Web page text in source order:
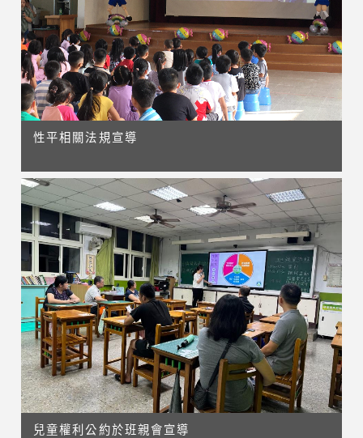
性平相關法規宣導
兒童權利公約於班親會宣導